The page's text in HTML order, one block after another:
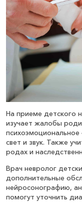
На приеме детского
изучает жалобы
свет и звук. Также
родах и
Врач невролог
дополнительные
нейросонографию,
помогут уточнить